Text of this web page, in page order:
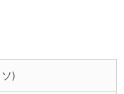
ソ)